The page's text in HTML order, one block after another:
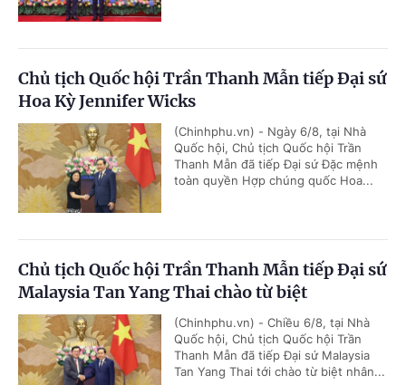
Chủ tịch Quốc hội Trần Thanh Mẫn tiếp Đại sứ
Hoa Kỳ Jennifer Wicks
(Chinhphu.vn) - Ngày 6/8, tại Nhà
Quốc hội, Chủ tịch Quốc hội Trần
Thanh Mẫn đã tiếp Đại sứ Đặc mệnh
toàn quyền Hợp chúng quốc Hoa...
Chủ tịch Quốc hội Trần Thanh Mẫn tiếp Đại sứ
Malaysia Tan Yang Thai chào từ biệt
(Chinhphu.vn) - Chiều 6/8, tại Nhà
Quốc hội, Chủ tịch Quốc hội Trần
Thanh Mẫn đã tiếp Đại sứ Malaysia
Tan Yang Thai tới chào từ biệt nhân...